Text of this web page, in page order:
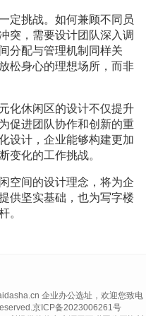
定挑战。如何兼顾不同员
突，需要设计团队深入调
分配与管理机制同样关
松身心的理想场所，而非
化休闲区的设计不仅提升
促进团队协作和创新的重
设计，企业能够构建更加
变化的工作挑战。
空间的设计理念，将为企
供坚实基础，也为写字楼
。
企业办公选址，欢迎您致电
京ICP备2023006261号